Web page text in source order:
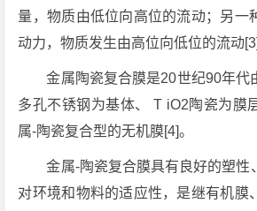
量，物质由低位向高位的流动；另一
动力，物质发生由高位向低位的流动[3]
金属陶瓷复合膜是20世纪90年代
多孔不锈钢为基体、 T iO2陶瓷为膜
属-陶瓷复合型的无机膜[4]。
金属-陶瓷复合膜具有良好的塑性
对环境和物料的适应性，是继有机膜